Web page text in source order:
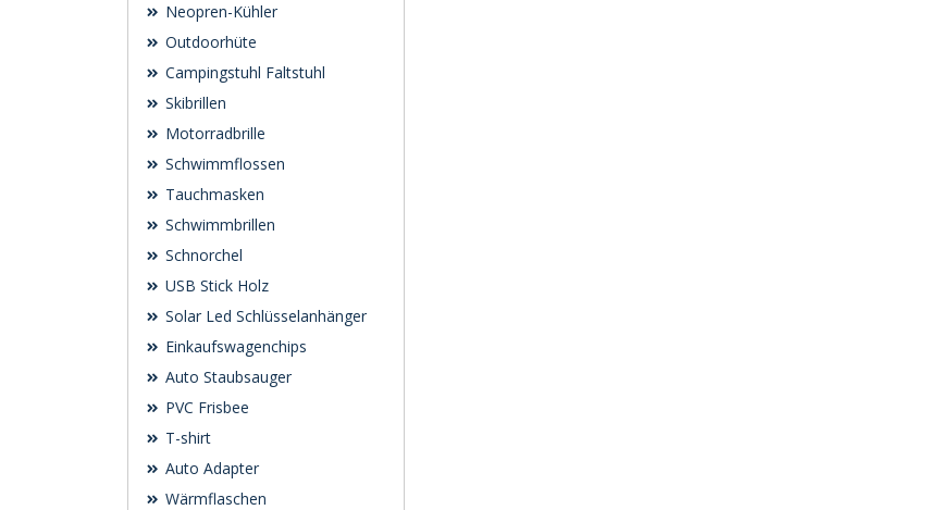
Neopren-Kühler
Outdoorhüte
Campingstuhl Faltstuhl
Skibrillen
Motorradbrille
Schwimmflossen
Tauchmasken
Schwimmbrillen
Schnorchel
USB Stick Holz
Solar Led Schlüsselanhänger
Einkaufswagenchips
Auto Staubsauger
PVC Frisbee
T-shirt
Auto Adapter
Wärmflaschen